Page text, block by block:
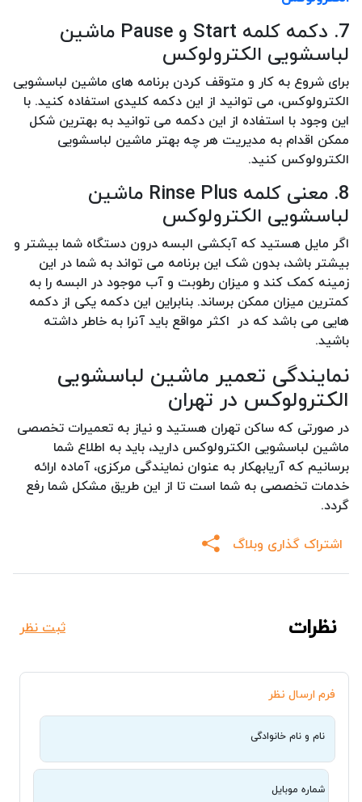
7. دکمه کلمه Start و Pause ماشین
لباسشویی الکترولوکس
برای شروع به کار و متوقف کردن برنامه های ماشین لباسشویی
الکترولوکس، می توانید از این دکمه کلیدی استفاده کنید. با
این وجود با استفاده از این دکمه می توانید به بهترین شکل
ممکن اقدام به مدیریت هر چه بهتر ماشین لباسشویی
الکترولوکس کنید.
8. معنی کلمه Rinse Plus ماشین
لباسشویی الکترولوکس
اگر مایل هستید که آبکشی البسه درون دستگاه شما بیشتر و
بیشتر باشد، بدون شک این برنامه می تواند به شما در این
زمینه کمک کند و میزان رطوبت و آب موجود در البسه را به
کمترین میزان ممکن برساند. بنابراین این دکمه یکی از دکمه
هایی می باشد که در اکثر مواقع باید آنرا به خاطر داشته
باشید.
نمایندگی تعمیر ماشین لباسشویی
الکترولوکس در تهران
در صورتی که ساکن تهران هستید و نیاز به تعمیرات تخصصی
ماشین لباسشویی الکترولوکس دارید، باید به اطلاع شما
برسانیم که آریابهکار به عنوان نمایندگی مرکزی، آماده ارائه
خدمات تخصصی به شما است تا از این طریق مشکل شما رفع
گردد.
اشتراک گذاری وبلاگ
نظرات ثبت نظر
فرم ارسال نظر
نام و نام خانوادگی
شماره موبایل